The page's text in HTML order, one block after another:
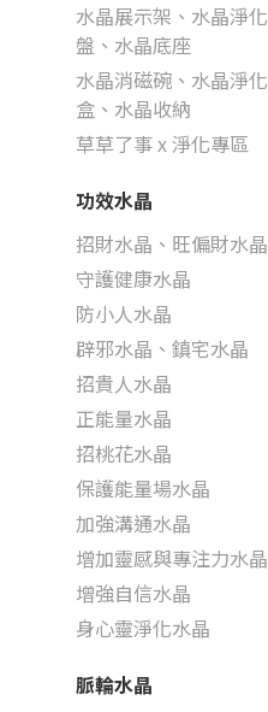
水晶展示架、水晶淨化
盤、水晶底座
水晶消磁碗、水晶淨化
盒、水晶收納
草草了事 x 淨化專區
功效水晶
招財水晶、旺偏財水晶
守護健康水晶
防小人水晶
辟邪水晶、鎮宅水晶
招貴人水晶
正能量水晶
招桃花水晶
保護能量場水晶
加強溝通水晶
增加靈感與專注力水晶
增強自信水晶
身心靈淨化水晶
脈輪水晶